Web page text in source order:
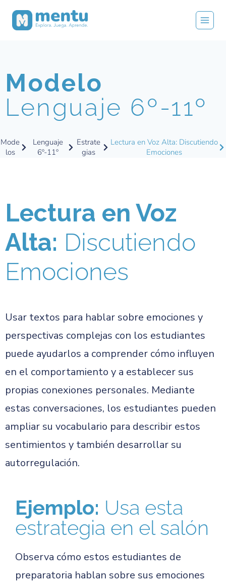
Modelo
Lenguaje 6º-11º
Mode
los
Lenguaje
6º-11º
Estrate
gias
Lectura en Voz Alta: Discutiendo
Emociones
Lectura en Voz
Alta: Discutiendo
Emociones
Usar textos para hablar sobre emociones y
perspectivas complejas con los estudiantes
puede ayudarlos a comprender cómo influyen
en el comportamiento y a establecer sus
propias conexiones personales. Mediante
estas conversaciones, los estudiantes pueden
ampliar su vocabulario para describir estos
sentimientos y también desarrollar su
autorregulación.
Ejemplo: Usa esta
estrategia en el salón
Observa cómo estos estudiantes de
preparatoria hablan sobre sus emociones